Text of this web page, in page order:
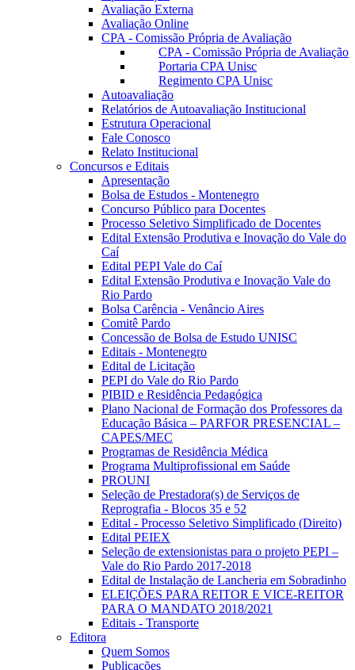
Avaliação Externa
Avaliação Online
CPA - Comissão Própria de Avaliação
CPA - Comissão Própria de Avaliação
Portaria CPA Unisc
Regimento CPA Unisc
Autoavaliação
Relatórios de Autoavaliação Institucional
Estrutura Operacional
Fale Conosco
Relato Institucional
Concursos e Editais
Apresentação
Bolsa de Estudos - Montenegro
Concurso Público para Docentes
Processo Seletivo Simplificado de Docentes
Edital Extensão Produtiva e Inovação do Vale do
Caí
Edital PEPI Vale do Caí
Edital Extensão Produtiva e Inovação Vale do
Rio Pardo
Bolsa Carência - Venâncio Aires
Comitê Pardo
Concessão de Bolsa de Estudo UNISC
Editais - Montenegro
Edital de Licitação
PEPI do Vale do Rio Pardo
PIBID e Residência Pedagógica
Plano Nacional de Formação dos Professores da
Educação Básica – PARFOR PRESENCIAL –
CAPES/MEC
Programas de Residência Médica
Programa Multiprofissional em Saúde
PROUNI
Seleção de Prestadora(s) de Serviços de
Reprografia - Blocos 35 e 52
Edital - Processo Seletivo Simplificado (Direito)
Edital PEIEX
Seleção de extensionistas para o projeto PEPI –
Vale do Rio Pardo 2017-2018
Edital de Instalação de Lancheria em Sobradinho
ELEIÇÕES PARA REITOR E VICE-REITOR
PARA O MANDATO 2018/2021
Editais - Transporte
Editora
Quem Somos
Publicações